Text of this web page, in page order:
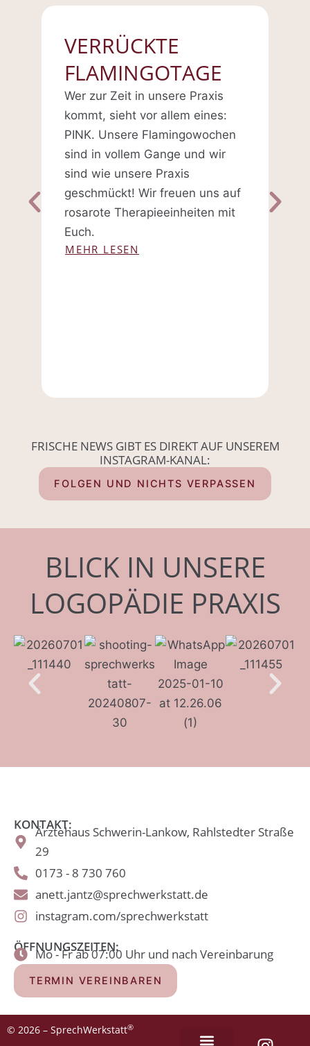
VERRÜCKTE
FLAMINGOTAGE
Wer zur Zeit in unsere Praxis
kommt, sieht vor allem eines:
PINK. Unsere Flamingowochen
sind in vollem Gange und wir
sind wie unsere Praxis
geschmückt! Wir freuen uns auf
rosarote Therapieeinheiten mit
Euch.
MEHR LESEN
FRISCHE NEWS GIBT ES DIREKT AUF UNSEREM
INSTAGRAM-KANAL:
FOLGEN UND NICHTS VERPASSEN
BLICK IN UNSERE
LOGOPÄDIE PRAXIS
KONTAKT:
Ärztehaus Schwerin-Lankow, Rahlstedter Straße
29
0173 - 8 730 760
anett.jantz@sprechwerkstatt.de
instagram.com/sprechwerkstatt
ÖFFNUNGSZEITEN:
Mo - Fr ab 07:00 Uhr und nach Vereinbarung
TERMIN VEREINBAREN
© 2026 – SprechWerkstatt®
I